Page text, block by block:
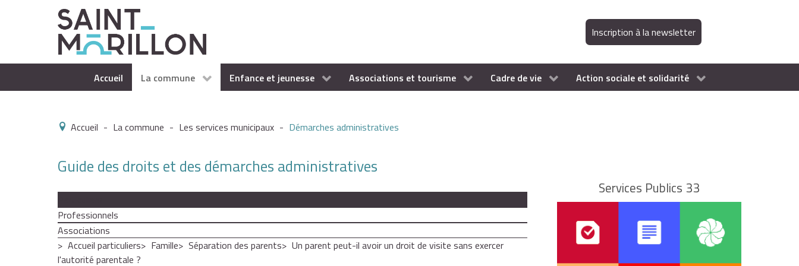
Inscription à la newsletter
Accueil La commune Enfance et jeunesse Associations et tourisme Cadre de vie Action sociale et solidarité
Accueil - La commune - Les services municipaux - Démarches administratives
Guide des droits et des démarches administratives
Professionnels
Associations
Accueil particuliers
Famille Séparation des parents
Un parent peut-il avoir un droit de visite sans exercer
l'autorité parentale ?
Services Publics 33